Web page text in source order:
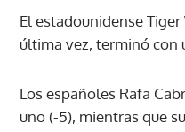
El estadounidense
última vez, terminó con
Los españoles Rafa
uno (-5), mientras que